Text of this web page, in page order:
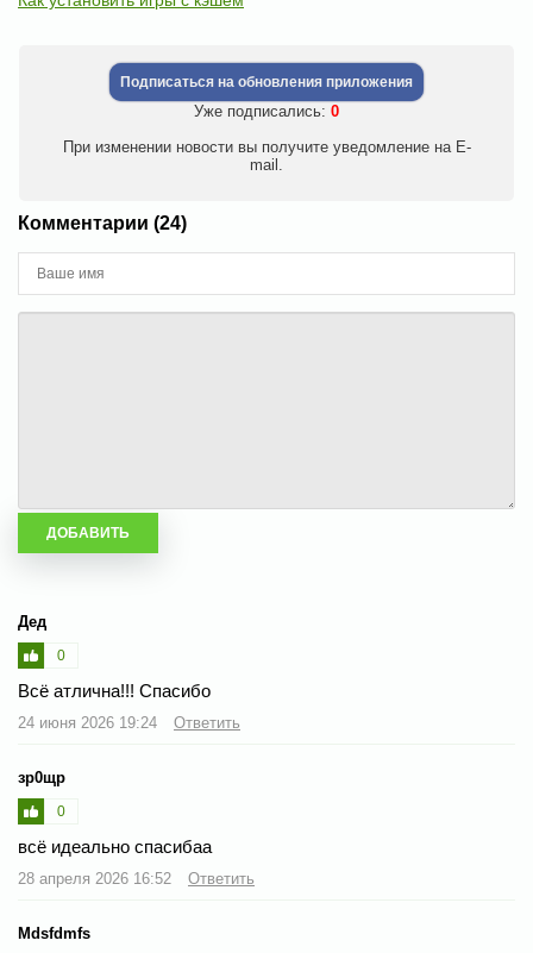
Подписаться на обновления приложения
Уже подписались: 0
При изменении новости вы получите уведомление на E-
mail.
Комментарии (24)
Дед
0
Всё атлична!!! Спасибо
24 июня 2026 19:24 Ответить
зр0щр
0
всё идеально спасибаа
28 апреля 2026 16:52 Ответить
Mdsfdmfs